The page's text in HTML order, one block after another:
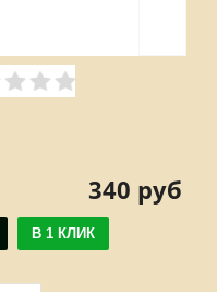
340 руб
В 1 КЛИК